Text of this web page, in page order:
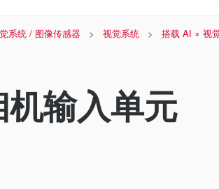
系统 / 图像传感器 视觉系统 搭载 AI × 视
输入单元